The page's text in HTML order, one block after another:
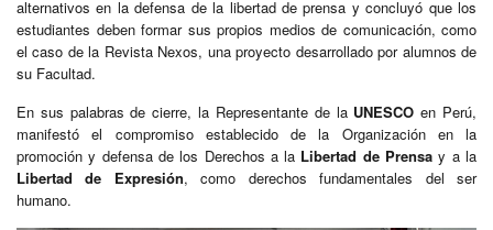
alternativos en la defensa de la libertad de prensa y concluyó que los
estudiantes deben formar sus propios medios de comunicación, como
el caso de la Revista Nexos, una proyecto desarrollado por alumnos de
su Facultad.
En sus palabras de cierre, la Representante de la UNESCO en Perú,
manifestó el compromiso establecido de la Organización en la
promoción y defensa de los Derechos a la Libertad de Prensa y a la
Libertad de Expresión, como derechos fundamentales del ser
humano.